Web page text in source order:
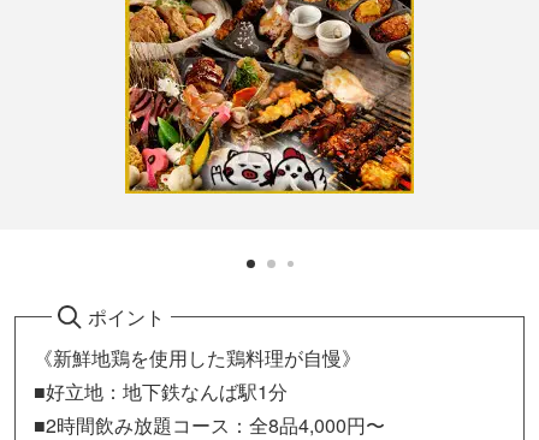
ポイント
《新鮮地鶏を使用した鶏料理が自慢》
■好立地：地下鉄なんば駅1分
■2時間飲み放題コース：全8品4,000円〜